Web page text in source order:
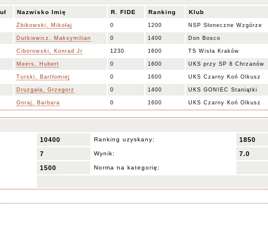
Nazwisko Imię R. FIDE Ranking Klub
Żbikowski, Mikołaj 0 1200 NSP Słoneczne Wzgórze
Dutkiewicz, Maksymilian 0 1400 Don Bosco
Ciborowski, Konrad Jr 1230 1600 TS Wisła Kraków
Meers, Hubert 0 1600 UKS przy SP 8 Chrzanów
Turski, Bartłomiej 0 1600 UKS Czarny Koń Olkusz
Druzgała, Grzegorz 0 1400 UKS GONIEC Staniątki
Goraj, Barbara 0 1600 UKS Czarny Koń Olkusz
10400 Ranking uzyskany: 1850
7 Wynik: 7.0
1500 Norma na kategorię: